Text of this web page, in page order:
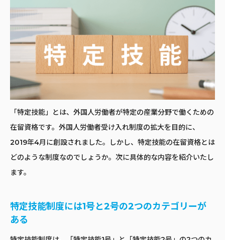
「特定技能」とは、外国人労働者が特定の産業分野で働くための
在留資格です。外国人労働者受け入れ制度の拡大を目的に、
2019年4月に創設されました。しかし、特定技能の在留資格とは
どのような制度なのでしょうか。次に具体的な内容を紹介いたし
ます。
特定技能制度には1号と2号の2つのカテゴリーが
ある